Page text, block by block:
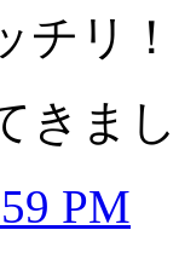
チリ！
きま
PM